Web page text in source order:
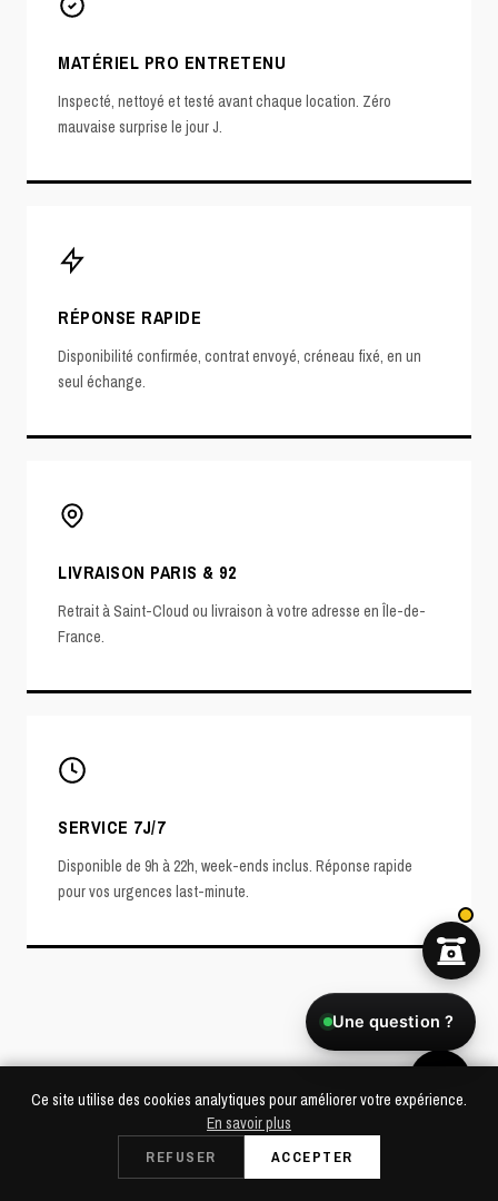
MATÉRIEL PRO ENTRETENU
Inspecté, nettoyé et testé avant chaque location. Zéro
mauvaise surprise le jour J.
RÉPONSE RAPIDE
Disponibilité confirmée, contrat envoyé, créneau fixé, en un
seul échange.
LIVRAISON PARIS & 92
Retrait à Saint-Cloud ou livraison à votre adresse en Île-de-
France.
SERVICE 7J/7
Disponible de 9h à 22h, week-ends inclus. Réponse rapide
pour vos urgences last-minute.
LA RÉFÉRENCE SONO À NEUILLY-SUR-
Retrait à Saint-Cloud
Ce site utilise des cookies analytiques pour améliorer votre expérience.
En savoir plus
REFUSER ACCEPTER
Une question ?